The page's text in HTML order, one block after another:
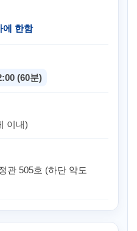
에 한함
(60분)
이내)
관 505호 (하단 약도